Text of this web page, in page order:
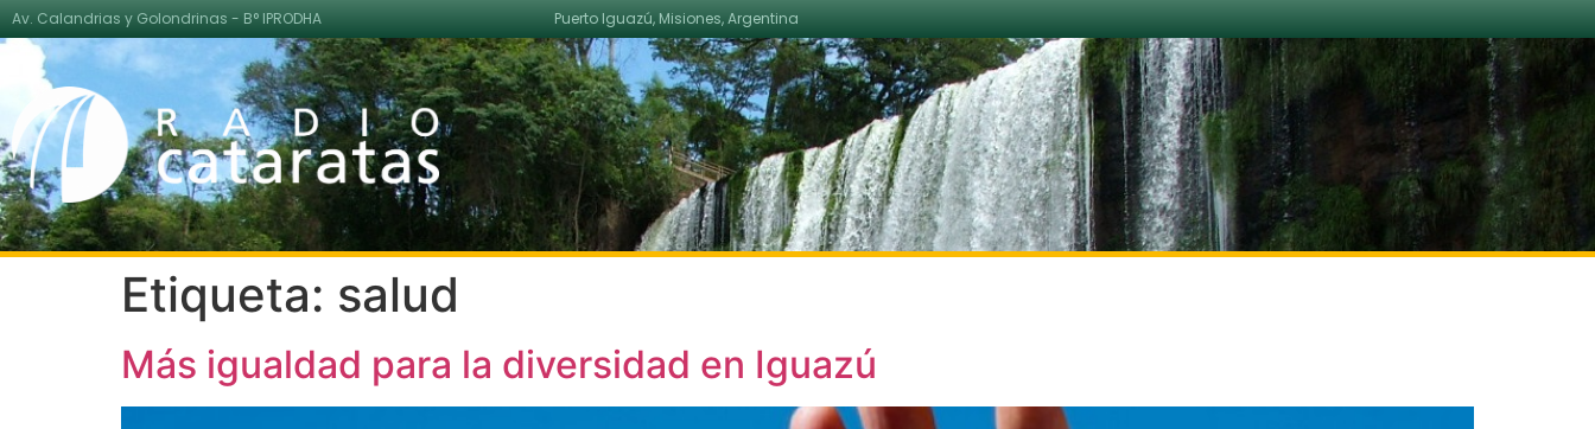
Av. Calandrias y Golondrinas - B° IPRODHA Puerto Iguazú, Misiones, Argentina
Etiqueta: salud
Más igualdad para la diversidad en Iguazú